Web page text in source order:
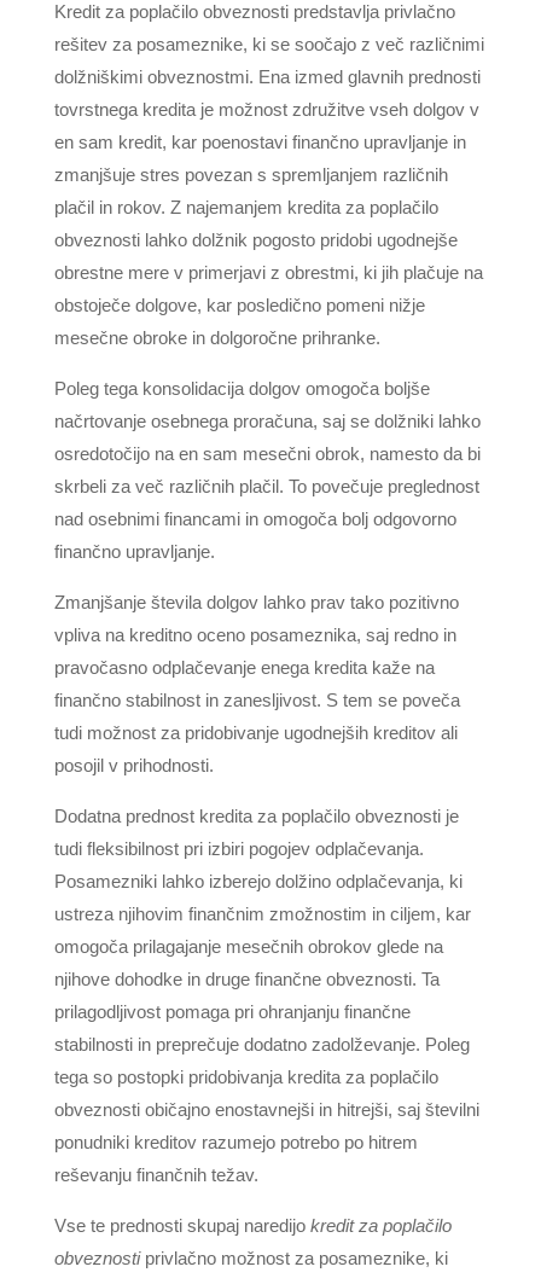
Kredit za poplačilo obveznosti predstavlja privlačno
rešitev za posameznike, ki se soočajo z več različnimi
dolžniškimi obveznostmi. Ena izmed glavnih prednosti
tovrstnega kredita je možnost združitve vseh dolgov v
en sam kredit, kar poenostavi finančno upravljanje in
zmanjšuje stres povezan s spremljanjem različnih
plačil in rokov. Z najemanjem kredita za poplačilo
obveznosti lahko dolžnik pogosto pridobi ugodnejše
obrestne mere v primerjavi z obrestmi, ki jih plačuje na
obstoječe dolgove, kar posledično pomeni nižje
mesečne obroke in dolgoročne prihranke.
Poleg tega konsolidacija dolgov omogoča boljše
načrtovanje osebnega proračuna, saj se dolžniki lahko
osredotočijo na en sam mesečni obrok, namesto da bi
skrbeli za več različnih plačil. To povečuje preglednost
nad osebnimi financami in omogoča bolj odgovorno
finančno upravljanje.
Zmanjšanje števila dolgov lahko prav tako pozitivno
vpliva na kreditno oceno posameznika, saj redno in
pravočasno odplačevanje enega kredita kaže na
finančno stabilnost in zanesljivost. S tem se poveča
tudi možnost za pridobivanje ugodnejših kreditov ali
posojil v prihodnosti.
Dodatna prednost kredita za poplačilo obveznosti je
tudi fleksibilnost pri izbiri pogojev odplačevanja.
Posamezniki lahko izberejo dolžino odplačevanja, ki
ustreza njihovim finančnim zmožnostim in ciljem, kar
omogoča prilagajanje mesečnih obrokov glede na
njihove dohodke in druge finančne obveznosti. Ta
prilagodljivost pomaga pri ohranjanju finančne
stabilnosti in preprečuje dodatno zadolževanje. Poleg
tega so postopki pridobivanja kredita za poplačilo
obveznosti običajno enostavnejši in hitrejši, saj številni
ponudniki kreditov razumejo potrebo po hitrem
reševanju finančnih težav.
Vse te prednosti skupaj naredijo kredit za poplačilo
obveznostiprivlačno možnost za posameznike, ki